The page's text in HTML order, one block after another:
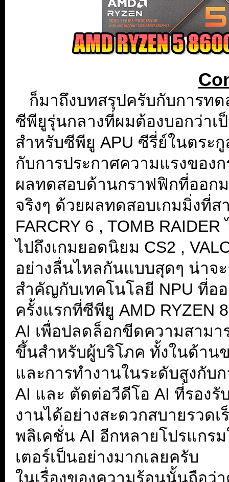
ก็มาถึงบทสรุปครับกับการท
ซีพียูรุ่นกลางที่ผมต้องบอกว่า
สำหรับซีพียู APU ซีรี่ย์ในตระ
กับการประกาศความแรงขอ
ผลทดสอบด้านกราฟฟิกที่ออก
จริงๆ ด้วยผลทดสอบเกมมิ่งที่ส
FARCRY 6 , TOMB
ไปถึงเกมยอดนิยม CS2 ,
อย่างลื่นไหลกันแบบสุดๆ น่าจ
สำคัญกับเทคโนโลยี NPU ที่อ
ครั้งแรกที่ซีพียู AMD RYZEN
AI เพื่อปลดล็อกขีดความสาม
ขึ้นสำหรับผู้บริโภค ทั้งในด้าน
และการทำงานในระดับสูงกับ
AI และ ตัดต่อวีดีโอ AI ที่รอง
งานได้อย่างสะดวกสบายรวด
พลิเคชั่น AI อีกหลายโปรแกร
เตอร์เป็นอย่างมากเลยครับ
ในเรื่องของความร้อนนั้นถือว่